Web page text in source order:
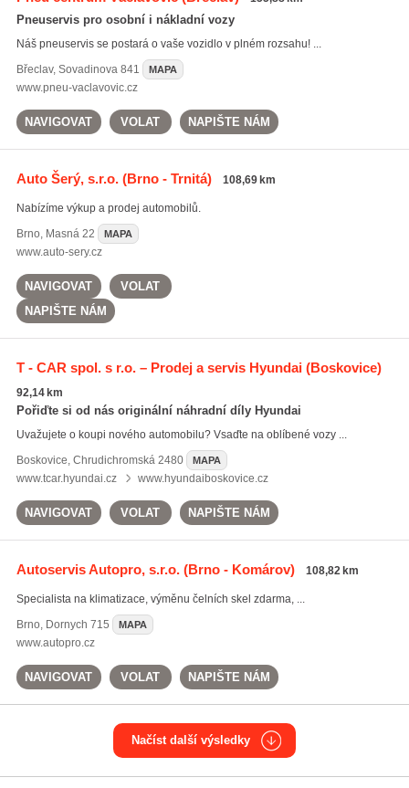
Pneuservis pro osobní i nákladní vozy
Náš pneuservis se postará o vaše vozidlo v plném rozsahu! ...
Břeclav, Sovadinova 841 MAPA
www.pneu-vaclavovic.cz
NAVIGOVAT VOLAT NAPIŠTE NÁM
Auto Šerý, s.r.o.(Brno - Trnitá) 108,69 km
Nabízíme výkup a prodej automobilů.
Brno, Masná 22 MAPA
www.auto-sery.cz
NAVIGOVAT
VOLAT
NAPIŠTE NÁM
T - CAR spol. s r.o. – Prodej a servis Hyundai(Boskovice)
92,14 km
Pořiďte si od nás originální náhradní díly Hyundai
Uvažujete o koupi nového automobilu? Vsaďte na oblíbené vozy ...
Boskovice, Chrudichromská 2480 MAPA
www.tcar.hyundai.cz www.hyundaiboskovice.cz
NAVIGOVAT VOLAT NAPIŠTE NÁM
Autoservis Autopro, s.r.o.(Brno - Komárov) 108,82 km
Specialista na klimatizace, výměnu čelních skel zdarma, ...
Brno, Dornych 715 MAPA
www.autopro.cz
NAVIGOVAT VOLAT NAPIŠTE NÁM
Načíst další výsledky